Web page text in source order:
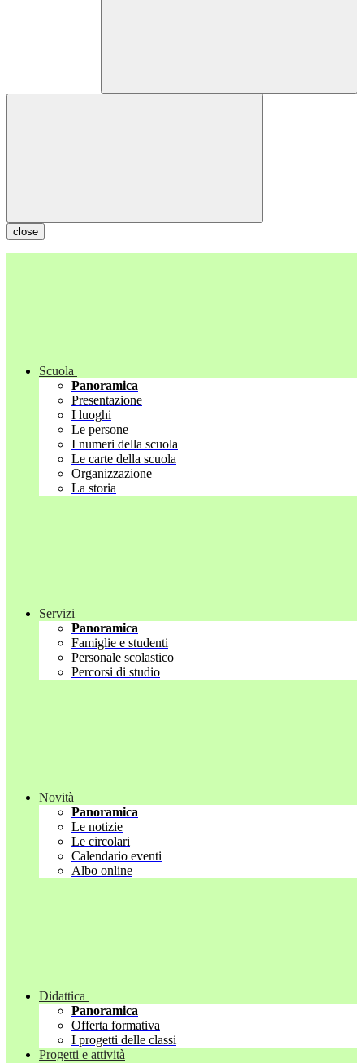
close
Scuola
Panoramica
Presentazione
I luoghi
Le persone
I numeri della scuola
Le carte della scuola
Organizzazione
La storia
Servizi
Panoramica
Famiglie e studenti
Personale scolastico
Percorsi di studio
Novità
Panoramica
Le notizie
Le circolari
Calendario eventi
Albo online
Didattica
Panoramica
Offerta formativa
I progetti delle classi
Progetti e attività